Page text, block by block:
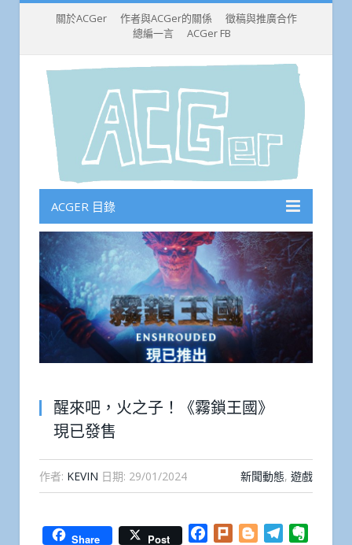
關於ACGer 作者與ACGer的關係
徵稿與推廣合作
總編一言
ACGer FB
ACGER 目錄
醒來吧，火之子！《霧鎖王國》
現已發售
作者: KEVIN 日期: 29/01/2024 新聞動態, 遊戲
Share Post Facebook
Plurk BloggerTelegram